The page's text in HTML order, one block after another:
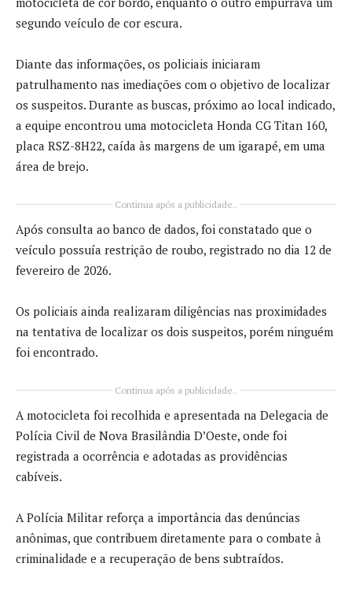
segundo veículo de cor escura.
Diante das informações, os policiais iniciaram
patrulhamento nas imediações com o objetivo de localizar
os suspeitos. Durante as buscas, próximo ao local indicado,
a equipe encontrou uma motocicleta Honda CG Titan 160,
placa RSZ-8H22, caída às margens de um igarapé, em uma
área de brejo.
Continua após a publicidade..
Após consulta ao banco de dados, foi constatado que o
veículo possuía restrição de roubo, registrado no dia 12 de
fevereiro de 2026.
Os policiais ainda realizaram diligências nas proximidades
na tentativa de localizar os dois suspeitos, porém ninguém
foi encontrado.
Continua após a publicidade..
A motocicleta foi recolhida e apresentada na Delegacia de
Polícia Civil de Nova Brasilândia D’Oeste, onde foi
registrada a ocorrência e adotadas as providências
cabíveis.
A Polícia Militar reforça a importância das denúncias
anônimas, que contribuem diretamente para o combate à
criminalidade e a recuperação de bens subtraídos.